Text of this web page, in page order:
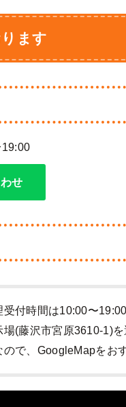
ます
せ
受付時間は10:00〜
場(藤沢市宮原3610-1)
ので、GoogleMapをお